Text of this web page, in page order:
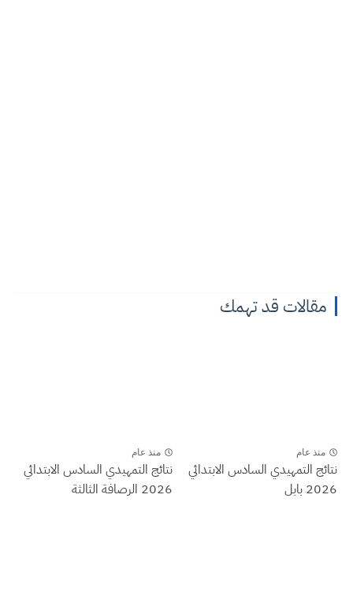
مقالات قد تهمك
منذ عام
نتائج التمهيدي السادس الابتدائي
2026 بابل
منذ عام
نتائج التمهيدي السادس الابتدائي
2026 الرصافة الثالثة